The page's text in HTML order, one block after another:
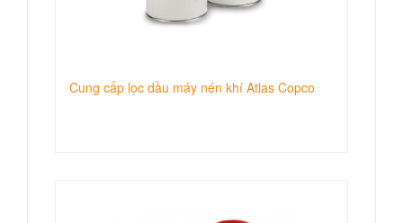
Cung cấp lọc dầu máy nén khí Atlas Copco